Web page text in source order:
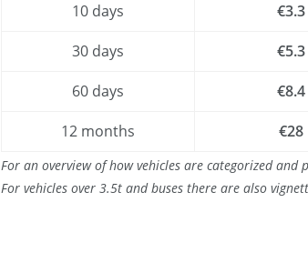
10 days
€3.3
30 days
€5.3
60 days €8.4
12 months
€28
For an overview of how vehicles are categorized and
For vehicles over 3.5t and buses there are also